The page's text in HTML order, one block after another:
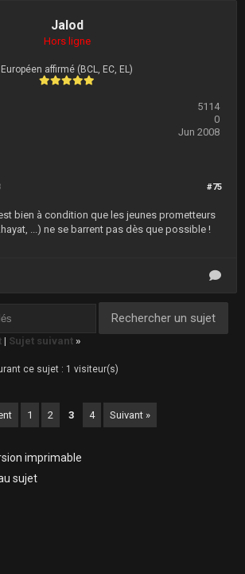
Jalod
Hors ligne
Européen affirmé (BCL, EC, EL)
5114
0
Jun 2008
#75
bien à condition que les jeunes prometteurs
...) ne se barrent pas dès que possible !
| Sujet suivant »
ce sujet : 1 visiteur(s)
1 2 3 4 Suivant »
imprimable
sujet